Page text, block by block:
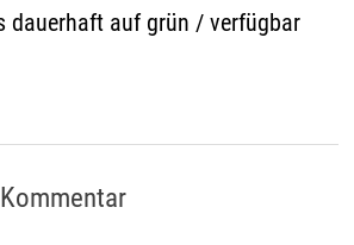
dauerhaft auf grün / verfügbar